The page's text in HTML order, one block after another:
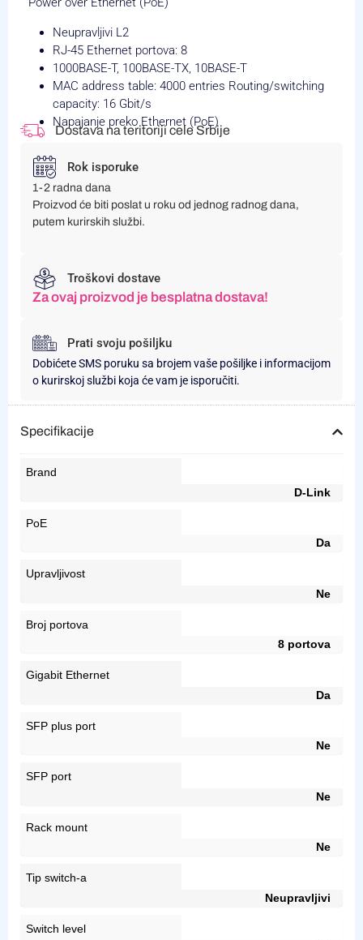
Neupravljivi L2
RJ-45 Ethernet portova: 8
1000BASE-T, 100BASE-TX, 10BASE-T
MAC address table: 4000 entries Routing/switching
capacity: 16 Gbit/s
Napajanje preko Ethernet (PoE)
Dostava na teritoriji cele Srbije
Rok isporuke
1-2 radna dana
Proizvod će biti poslat u roku od jednog radnog dana,
putem kurirskih službi.
Troškovi dostave
Za ovaj proizvod je besplatna dostava!
Prati svoju pošiljku
Dobićete SMS poruku sa brojem vaše pošiljke i informacijom
o kurirskoj službi koja će vam je isporučiti.
Specifikacije
Brand
D-Link
PoE
Da
Upravljivost
Ne
Broj portova
8 portova
Gigabit Ethernet
Da
SFP plus port
Ne
SFP port
Ne
Rack mount
Ne
Tip switch-a
Neupravljivi
Switch level